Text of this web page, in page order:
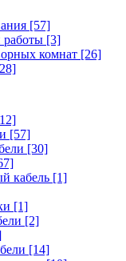
[57]
работы [3]
комнат [26]
[57]
[30]
кабель [1]
[1]
[2]
[14]